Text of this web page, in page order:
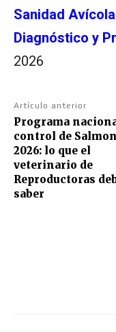
Sanidad
Diagnóstico y
2026
Artículo anterior
Programa
control de
2026: lo que el
veterinario de
Reproductoras
saber